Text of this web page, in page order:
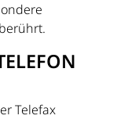
Telefax